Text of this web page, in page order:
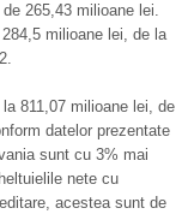
265,43 milioane lei.
milioane lei, de la
811,07 milioane lei, de
datelor prezentate
sunt cu 3% mai
nete cu
acestea sunt de